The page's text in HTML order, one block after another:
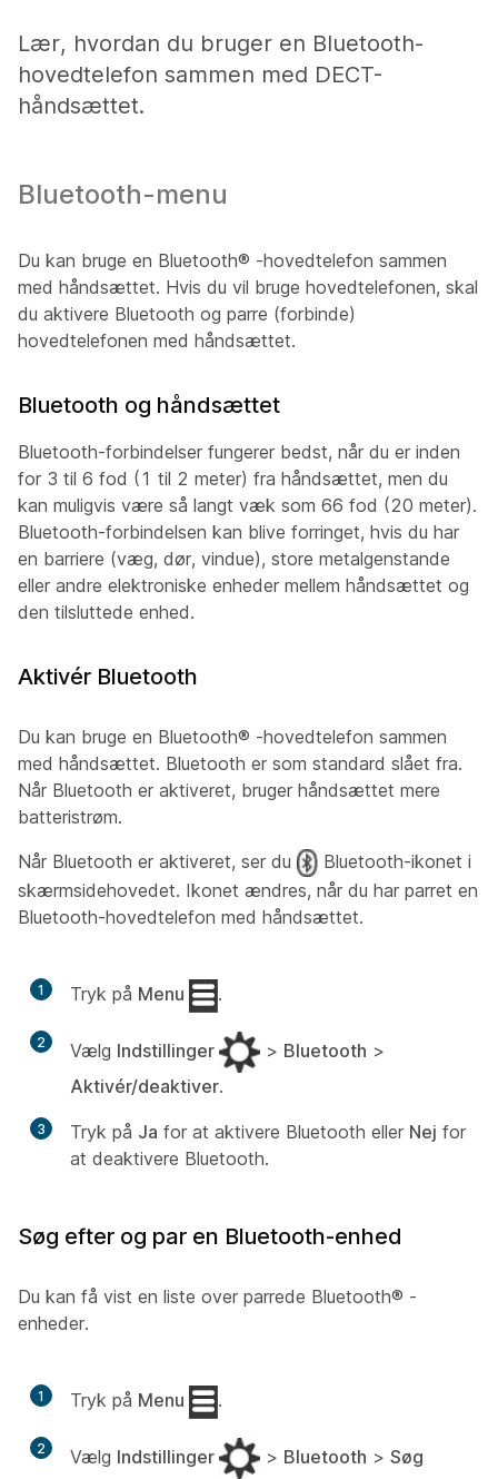
Lær, hvordan du bruger en Bluetooth-
hovedtelefon sammen med DECT-
håndsættet.
Bluetooth-menu
Du kan bruge en Bluetooth® -hovedtelefon sammen
med håndsættet. Hvis du vil bruge hovedtelefonen, skal
du aktivere Bluetooth og parre (forbinde)
hovedtelefonen med håndsættet.
Bluetooth og håndsættet
Bluetooth-forbindelser fungerer bedst, når du er inden
for 3 til 6 fod (1 til 2 meter) fra håndsættet, men du
kan muligvis være så langt væk som 66 fod (20 meter).
Bluetooth-forbindelsen kan blive forringet, hvis du har
en barriere (væg, dør, vindue), store metalgenstande
eller andre elektroniske enheder mellem håndsættet og
den tilsluttede enhed.
Aktivér Bluetooth
Du kan bruge en Bluetooth® -hovedtelefon sammen
med håndsættet. Bluetooth er som standard slået fra.
Når Bluetooth er aktiveret, bruger håndsættet mere
batteristrøm.
Når Bluetooth er aktiveret, ser du
Bluetooth-ikonet i
skærmsidehovedet. Ikonet ændres, når du har parret en
Bluetooth-hovedtelefon med håndsættet.
1 Tryk på Menu .
2 Vælg Indstillinger > Bluetooth >
Aktivér/deaktiver.
3 Tryk på Ja for at aktivere Bluetooth eller Nej for
at deaktivere Bluetooth.
Søg efter og par en Bluetooth-enhed
Du kan få vist en liste over parrede Bluetooth® -
enheder.
1 Tryk på Menu .
2 Vælg Indstillinger > Bluetooth > Søg